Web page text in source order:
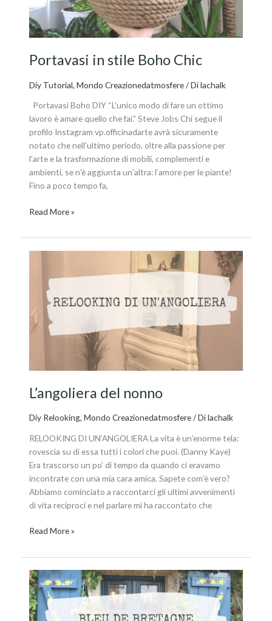
Portavasi in stile Boho Chic
Diy Tutorial,Mondo Creazionedatmosfere/ Dilachalk
Portavasi Boho DIY “L’unico modo di fare un ottimo
lavoro è amare quello che fai.” Steve Jobs Chi segue il
profilo Instagram vp.officinadarte avrà sicuramente
notato che nell’ultimo periodo, oltre alla passione per
l’arte e la trasformazione di mobili, complementi e
ambienti, se n’è aggiunta un’altra: l’amore per le piante!
Fino a poco tempo fa,
Read More »
L’angoliera del nonno
Diy Relooking,Mondo Creazionedatmosfere/ Dilachalk
RELOOKING DI UN’ANGOLIERA La vita è un’enorme tela:
rovescia su di essa tutti i colori che puoi. (Danny Kaye)
Era trascorso un po’ di tempo da quando ci eravamo
incontrate con una mia cara amica. Sapete com’è vero?
Abbiamo cominciato a raccontarci gli ultimi avvenimenti
di vita reciproci e nel parlare mi ha raccontato che
nonno
Read More »
La
città
blu